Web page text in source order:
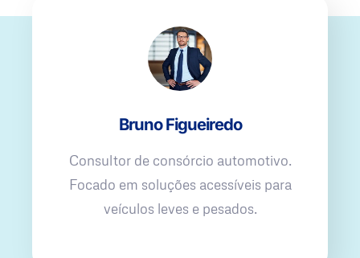
Bruno Figueiredo
Consultor de consórcio automotivo.
Focado em soluções acessíveis para
veículos leves e pesados.